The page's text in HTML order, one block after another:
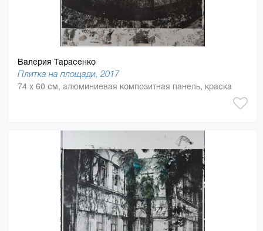
Валерия Тарасенко
Плитка на площади, 2017
74 x 60 см, алюминиевая композитная панель, краска